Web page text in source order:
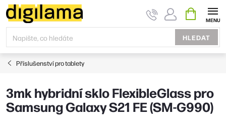
Přejít
na
obsah
HLEDAT
KOŠÍK
Příslušenství pro tablety
3mk hybridní sklo FlexibleGlass pro
Samsung Galaxy S21 FE (SM-G990)